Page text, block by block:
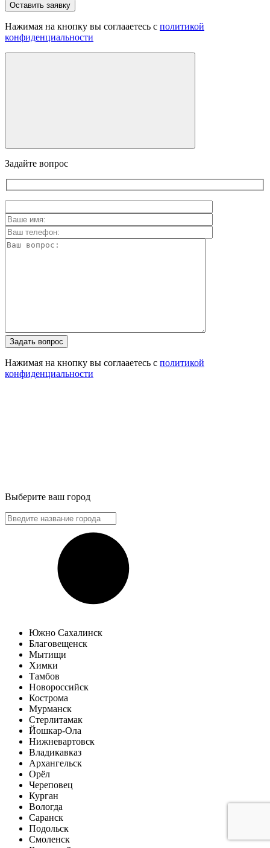
Оставить заявку
Нажимая на кнопку вы соглааетесь с политикой
конфиденциальности
Задайте вопрос
Задать вопрос
Нажимая на кнопку вы соглааетесь с политикой
конфиденциальности
Выберите ваш город
Южно Сахалинск
Благовещенск
Мытищи
Химки
Тамбов
Новороссийск
Кострома
Мурманск
Стерлитамак
Йошкар-Ола
Нижневартовск
Владикавказ
Архангельск
Орёл
Череповец
Курган
Вологда
Саранск
Подольск
Смоленск